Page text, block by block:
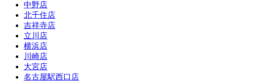
中野店
北千住店
吉祥寺店
立川店
横浜店
川崎店
大宮店
名古屋駅西口店